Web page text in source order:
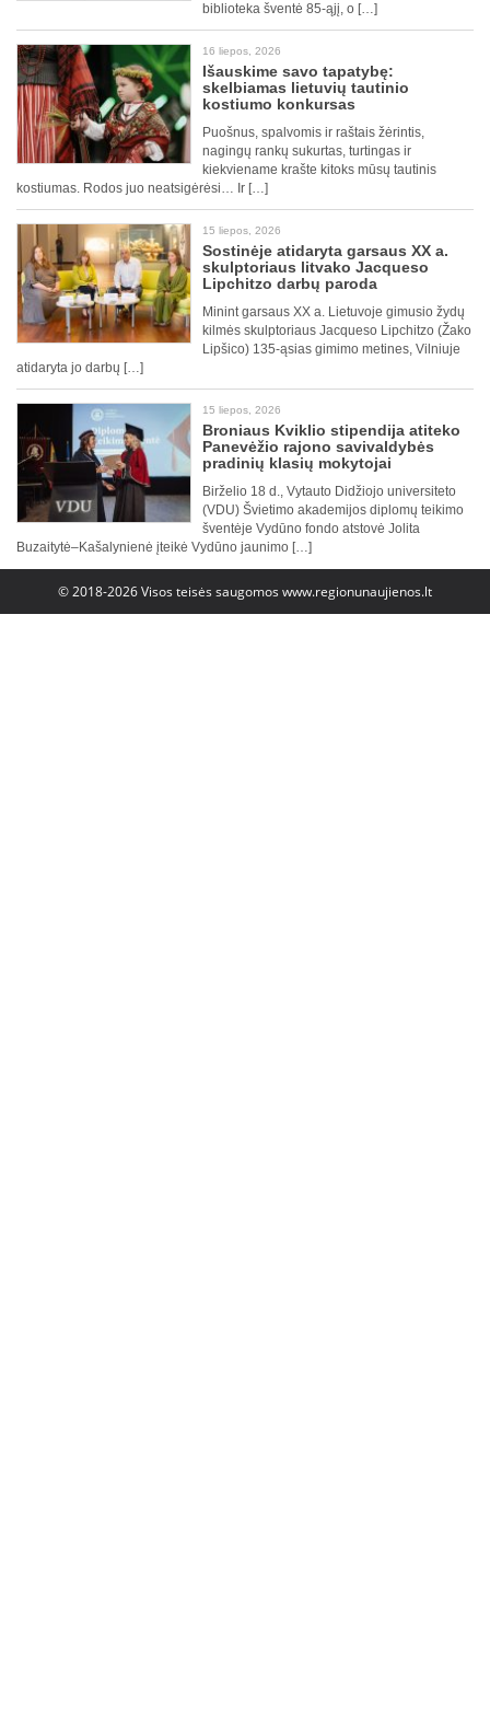
biblioteka šventė 85-ąjį, o […]
16 liepos, 2026
Išauskime savo tapatybę:
skelbiamas lietuvių tautinio
kostiumo konkursas
Puošnus, spalvomis ir raštais žėrintis,
nagingų rankų sukurtas, turtingas ir
kiekviename krašte kitoks mūsų tautinis
kostiumas. Rodos juo neatsigėrėsi… Ir […]
15 liepos, 2026
Sostinėje atidaryta garsaus XX a.
skulptoriaus litvako Jacqueso
Lipchitzo darbų paroda
Minint garsaus XX a. Lietuvoje gimusio žydų
kilmės skulptoriaus Jacqueso Lipchitzo (Žako
Lipšico) 135-ąsias gimimo metines, Vilniuje
atidaryta jo darbų […]
15 liepos, 2026
Broniaus Kviklio stipendija atiteko
Panevėžio rajono savivaldybės
pradinių klasių mokytojai
Birželio 18 d., Vytauto Didžiojo universiteto
(VDU) Švietimo akademijos diplomų teikimo
šventėje Vydūno fondo atstovė Jolita
Buzaitytė–Kašalynienė įteikė Vydūno jaunimo […]
© 2018-2026 Visos teisės saugomos www.regionunaujienos.lt